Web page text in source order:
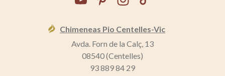
Chimeneas Pio Centelles-Vic
Avda. Forn de la Calç, 13
08540 (Centelles)
93 889 84 29